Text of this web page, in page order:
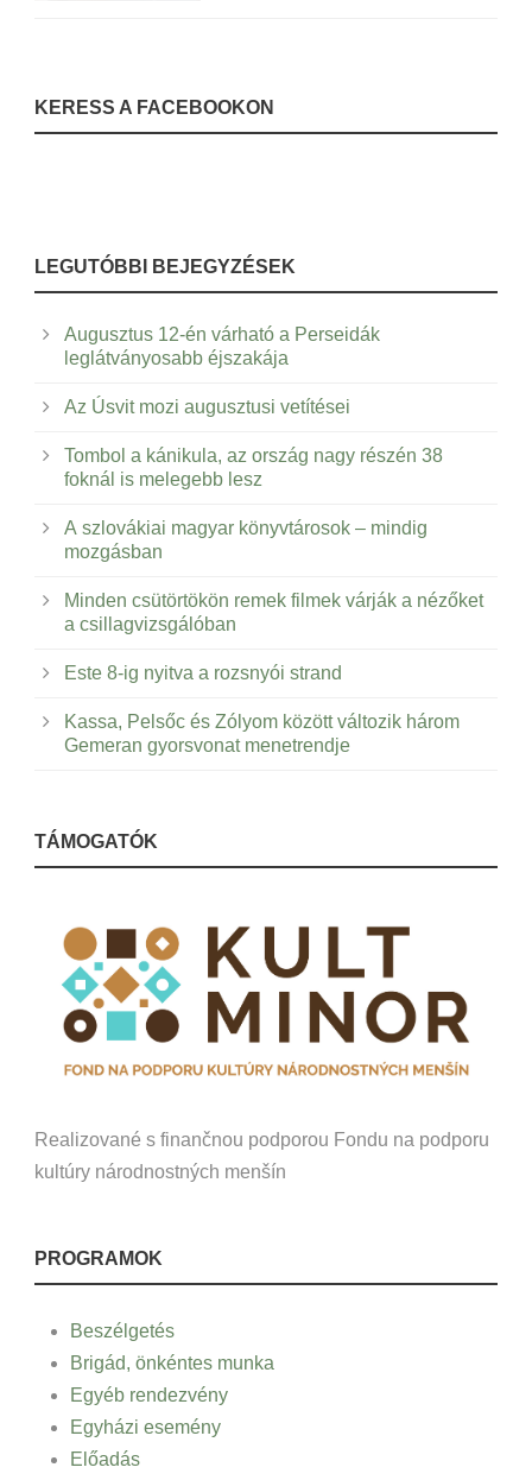
KERESS A FACEBOOKON
LEGUTÓBBI BEJEGYZÉSEK
Augusztus 12-én várható a Perseidák
leglátványosabb éjszakája
Az Úsvit mozi augusztusi vetítései
Tombol a kánikula, az ország nagy részén 38
foknál is melegebb lesz
A szlovákiai magyar könyvtárosok – mindig
mozgásban
Minden csütörtökön remek filmek várják a nézőket
a csillagvizsgálóban
Este 8-ig nyitva a rozsnyói strand
Kassa, Pelsőc és Zólyom között változik három
Gemeran gyorsvonat menetrendje
TÁMOGATÓK
Realizované s finančnou podporou Fondu na podporu
kultúry národnostných menšín
PROGRAMOK
Beszélgetés
Brigád, önkéntes munka
Egyéb rendezvény
Egyházi esemény
Előadás